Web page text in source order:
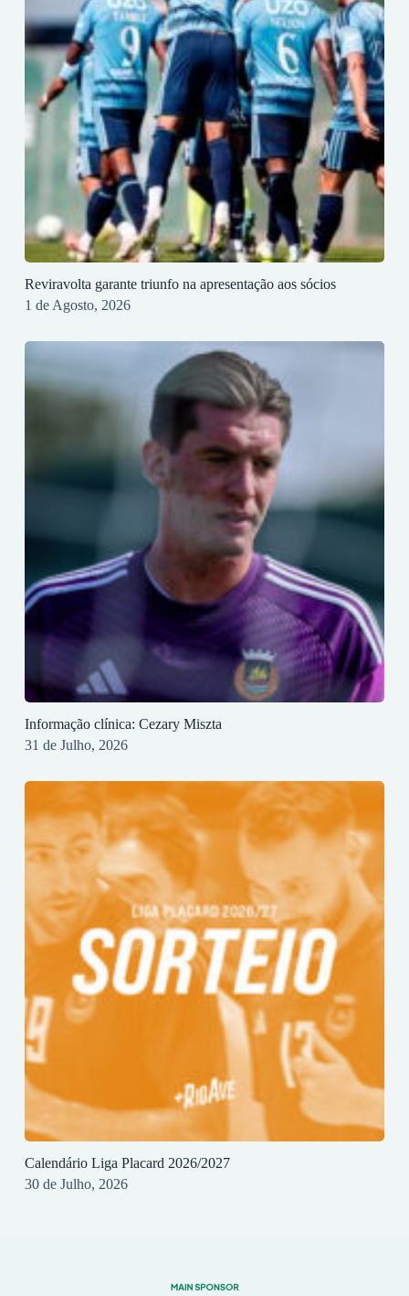
Reviravolta garante triunfo na apresentação aos sócios
1 de Agosto, 2026
Informação clínica: Cezary Miszta
31 de Julho, 2026
Calendário Liga Placard 2026/2027
30 de Julho, 2026